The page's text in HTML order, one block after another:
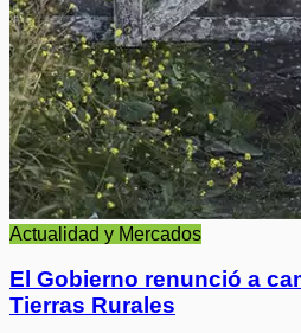
Actualidad y Mercados
El Gobierno renunció a
Tierras Rurales